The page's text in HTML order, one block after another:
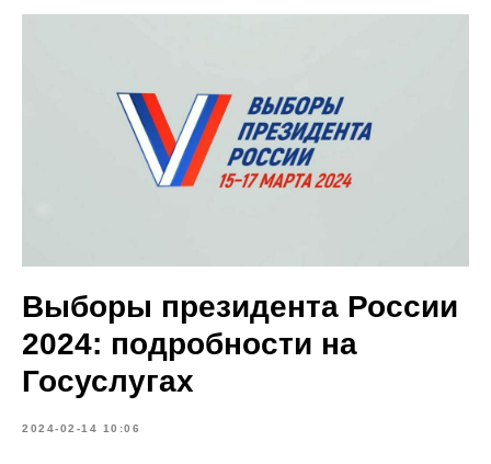
Выборы президента России
2024: подробности на
Госуслугах
2024-02-14 10:06